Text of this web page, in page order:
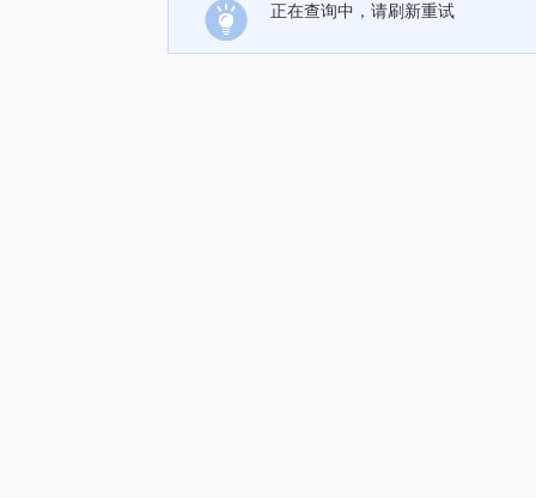
正在查询中，请刷新重试